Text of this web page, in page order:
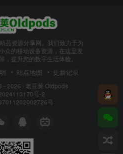
品资源分享网。我们致力于为
众的移动设备资源，在这里发
，提升您的数字生活体验。
站点地图 更新记录
- 2026 · 老豆荚 Oldpods
号-2
号